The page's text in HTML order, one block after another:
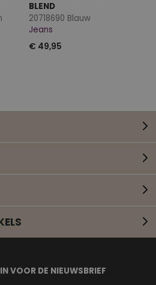
BLEND
20718690 Blauw
Jeans
€ 49,95
klantenservice
VOOR DE NIEUWSBRIEF